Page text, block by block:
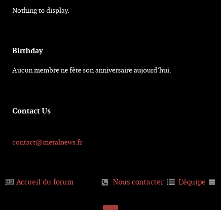
Nothing to display.
Birthday
Aucun membre ne fête son anniversaire aujourd’hui.
Contact Us
contact@metalnews.fr
Accueil du forum L’équipe
Nous contacter